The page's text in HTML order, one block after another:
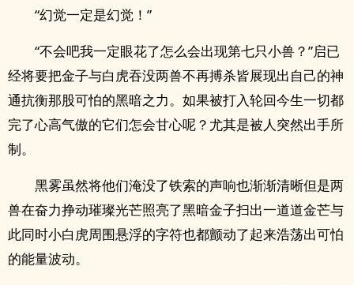
“幻觉一定是幻觉！”
“不会吧我一定眼花了怎么会出现第七只小兽？”启已
经将要把金子与白虎吞没两兽不再搏杀皆展现出自己的神
通抗衡那股可怕的黑暗之力。如果被打入轮回今生一切都
完了心高气傲的它们怎会甘心呢？尤其是被人突然出手所
制。
黑雾虽然将他们淹没了铁索的声响也渐渐清晰但是两
兽在奋力挣动璀璨光芒照亮了黑暗金子扫出一道道金芒与
此同时小白虎周围悬浮的字符也都颤动了起来浩荡出可怕
的能量波动。